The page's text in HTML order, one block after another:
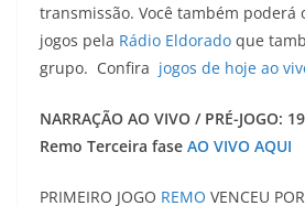
transmissão. Você também poderá
jogos pela Rádio Eldorado que
grupo. Confira jogos de hoje ao
NARRAÇÃO AO VIVO / PRÉ-JOGO:
Remo Terceira fase AO VIVO AQUI
PRIMEIRO JOGO REMO VENCEU